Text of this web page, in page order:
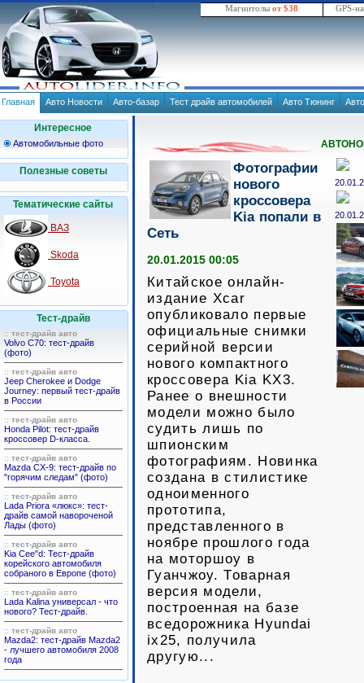
Магнитолы от $38 GPS-
Главная Авто Новости Авто-базар Тест драйв автомобилей Авто Тюнинг
Интересное
Автомобильные фото
Полезные советы
Тематические сайты
ВАЗ
Skoda
Toyota
Тест-драйв
:: тест-драйв авто
Volvo C70: тест-драйв
(фото)
:: тест-драйв авто
Jeep Cherokee и Dodge
Journey: первый тест-драйв
в России
:: тест-драйв авто
Honda Pilot: тест-драйв
кроссовер D-класса.
:: тест-драйв авто
Mazda CX-9: тест-драйв по
"горячим следам" (фото)
:: тест-драйв авто
Lada Priora «люкс»: тест-
драйв самой навороченой
Лады (фото)
:: тест-драйв авто
Kia Cee"d: Тест-драйв
корейского автомобиля
собраного в Европе (фото)
:: тест-драйв авто
Lada Kalina универсал - что
нового? Тест-драйв.
:: тест-драйв авто
Mazda2: тест-драйв Mazda2
- лучшего автомобиля 2008
года
Фотографии
нового
кроссовера
Kia попали в
Сеть
20.01.2015 00:05
Китайское онлайн-
издание Xcar
опубликовало первые
официальные снимки
серийной версии
нового компактного
кроссовера Kia KX3.
Ранее о внешности
модели можно было
судить лишь по
шпионским
фотографиям. Новинка
создана в стилистике
одноименного
прототипа,
представленного в
ноябре прошлого года
на моторшоу в
Гуанчжоу. Товарная
версия модели,
построенная на базе
вседорожника Hyundai
ix25, получила
другую...